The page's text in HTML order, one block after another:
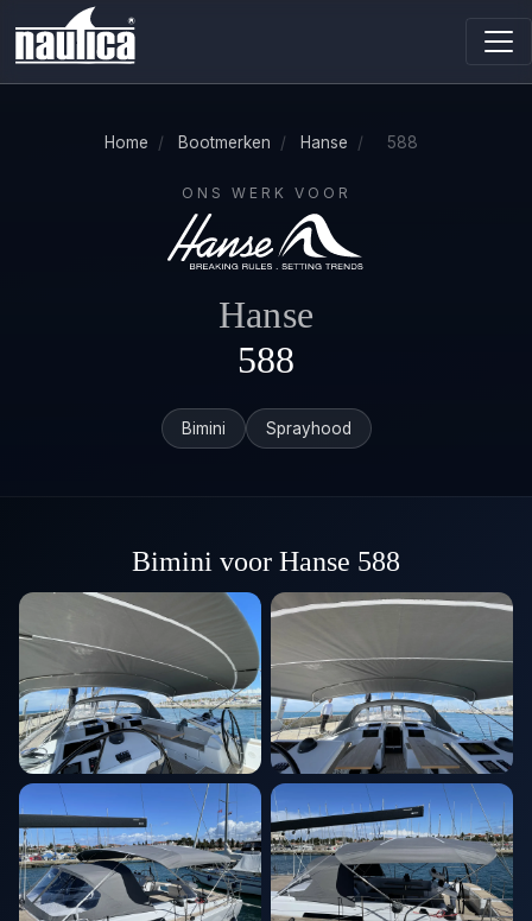
Home / Bootmerken / Hanse / 588
ONS WERK VOOR
Hanse
588
Bimini Sprayhood
Bimini voor Hanse 588